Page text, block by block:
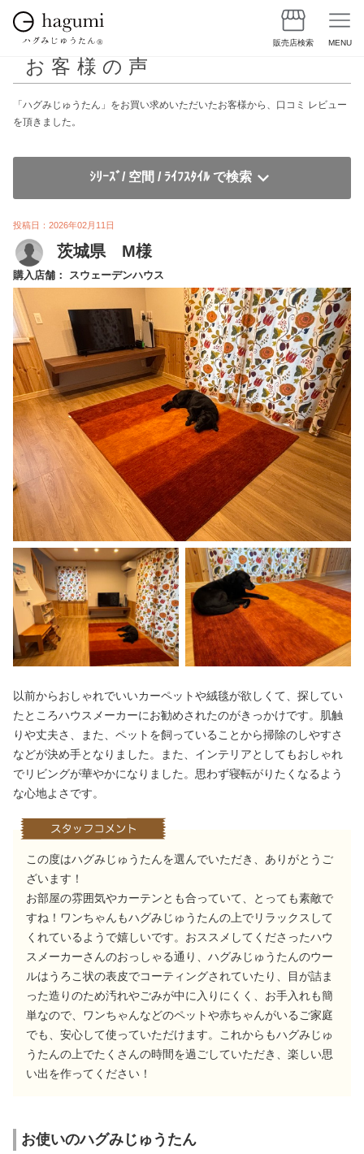
販売店検索 MENU
お客様の声
「ハグみじゅうたん」をお買い求めいただいたお客様から、口コミ レビュー
を頂きました。
ｼﾘｰｽﾞ/ 空間 / ﾗｲﾌｽﾀｲﾙ で検索
投稿日：2026年02月11日
茨城県 M様
購入店舗： スウェーデンハウス
以前からおしゃれでいいカーペットや絨毯が欲しくて、探してい
たところハウスメーカーにお勧めされたのがきっかけです。肌触
りや丈夫さ、また、ペットを飼っていることから掃除のしやすさ
などが決め手となりました。また、インテリアとしてもおしゃれ
でリビングが華やかになりました。思わず寝転がりたくなるよう
な心地よさです。
この度はハグみじゅうたんを選んでいただき、ありがとうご
ざいます！
お部屋の雰囲気やカーテンとも合っていて、とっても素敵で
すね！ワンちゃんもハグみじゅうたんの上でリラックスして
くれているようで嬉しいです。おススメしてくださったハウ
スメーカーさんのおっしゃる通り、ハグみじゅうたんのウー
ルはうろこ状の表皮でコーティングされていたり、目が詰ま
った造りのため汚れやごみが中に入りにくく、お手入れも簡
単なので、ワンちゃんなどのペットや赤ちゃんがいるご家庭
でも、安心して使っていただけます。これからもハグみじゅ
うたんの上でたくさんの時間を過ごしていただき、楽しい思
い出を作ってください！
お使いのハグみじゅうたん